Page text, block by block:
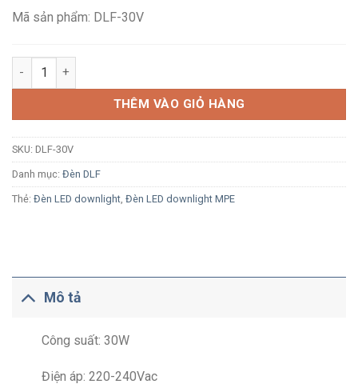
Mã sản phẩm: DLF-30V
Đèn LED âm trần MPE DLF-30V 30W ánh sáng vàng số lượng
THÊM VÀO GIỎ HÀNG
SKU: DLF-30V
Danh mục: Đèn DLF
Thẻ: Đèn LED downlight Đèn LED downlight MPE
Mô tả
Công suất: 30W
Điện áp: 220-240Vac